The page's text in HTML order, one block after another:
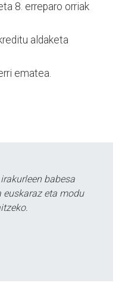
8. erreparo orriak
aldaketa
ematea.
babesa
eta modu